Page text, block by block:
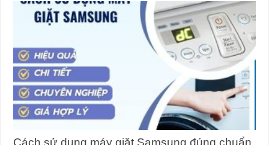
Cách sử dụng máy giặt Samsung đúng chuẩn